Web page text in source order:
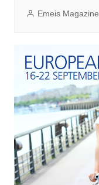
Emeis Magazine